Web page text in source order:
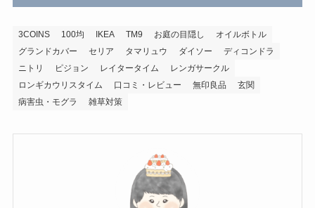
3COINS 100均 IKEA TM9 お庭の目隠し
オイルボトル
グランドカバー
セリア タマリュウ ダイソー
ディコンドラ
ニトリ
ピジョン レイタータイム
レンガサークル
ロンギカウリスタイム
口コミ・レビュー 無印良品
玄関
病害虫・モグラ
雑草対策